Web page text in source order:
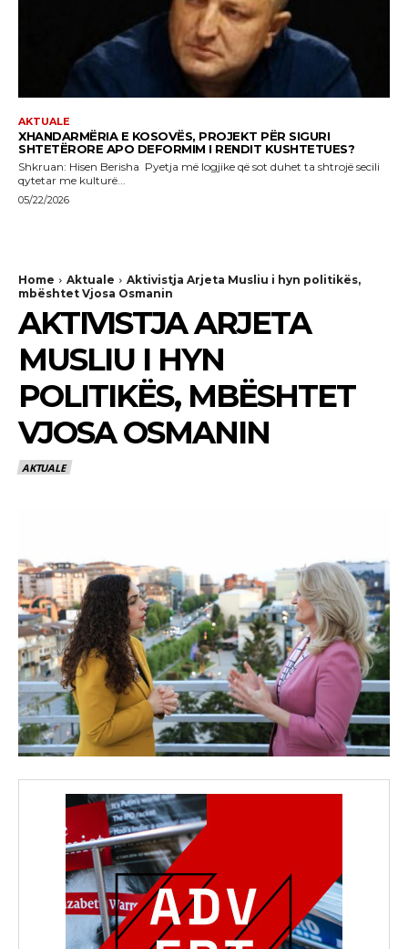
AKTUALE
XHANDARMËRIA E KOSOVËS, PROJEKT PËR SIGURI
SHTETËRORE APO DEFORMIM I RENDIT KUSHTETUES?
Shkruan: Hisen Berisha Pyetja më logjike që sot duhet ta shtrojë secili
qytetar me kulturë...
05/22/2026